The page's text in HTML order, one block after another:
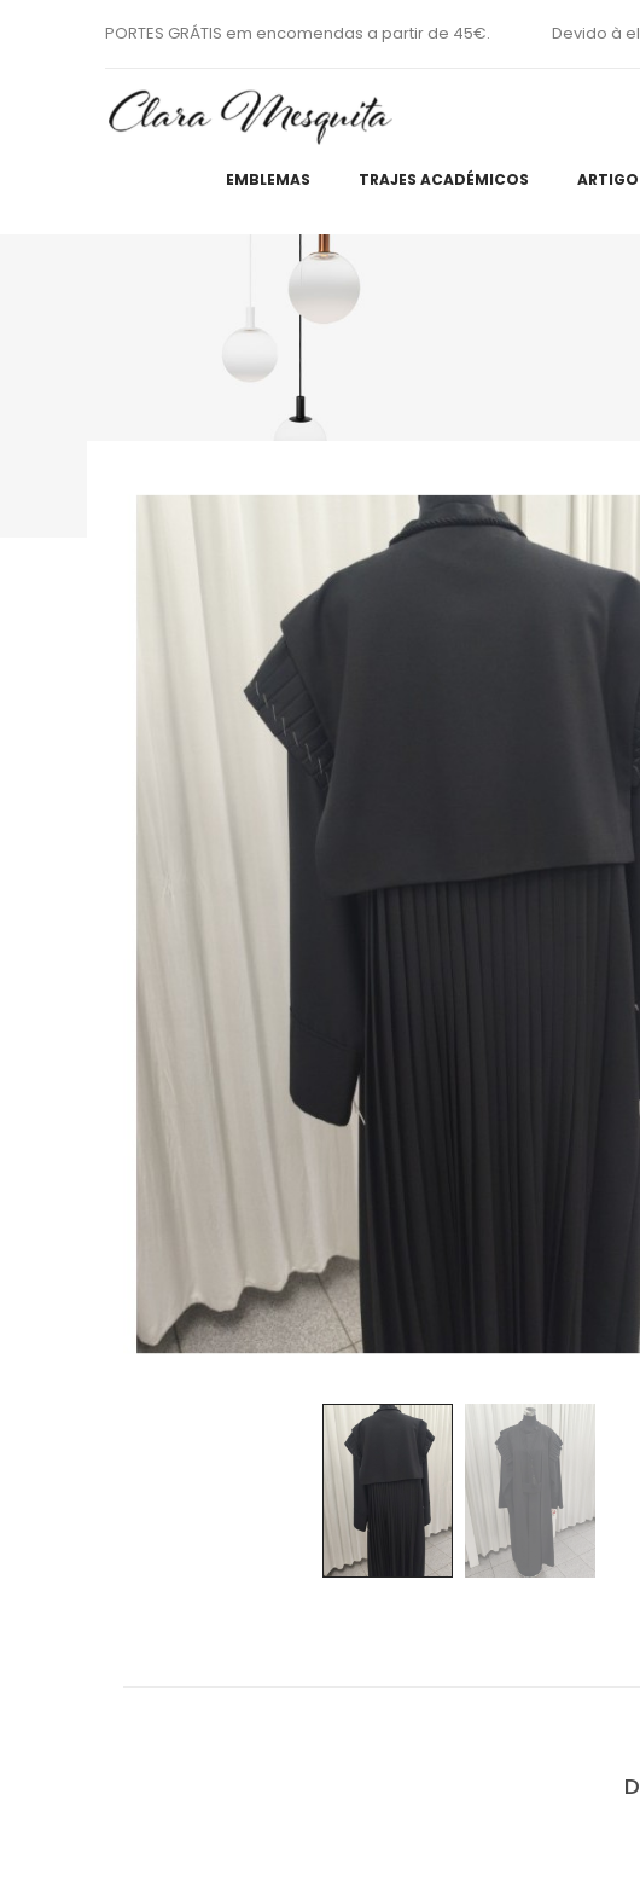
PORTES GRÁTIS em encomendas a partir de 45€. Devido à
EMBLEMAS TRAJES ACADÉMICOS